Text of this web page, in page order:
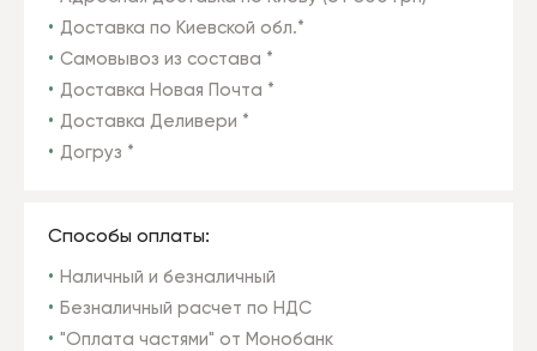
Доставка по Киевской обл.*
Самовывоз из состава *
Доставка Новая Почта *
Доставка Деливери *
Догруз *
Способы оплаты:
Наличный и безналичный
Безналичный расчет по НДС
"Оплата частями" от Монобанк